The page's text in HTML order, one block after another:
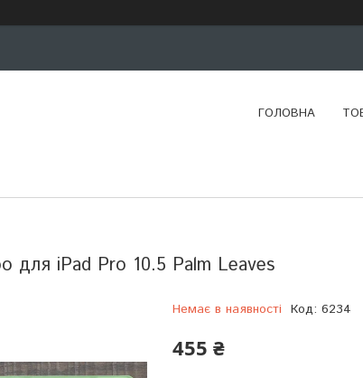
ГОЛОВНА
для iPad Pro 10.5 Palm Leaves
Немає в наявності Код: 6234
455 ₴